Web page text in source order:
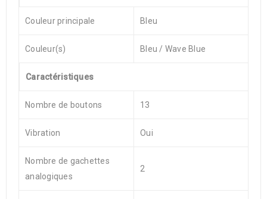
Couleur principale Bleu
Couleur(s) Bleu / Wave Blue
Caractéristiques
Nombre de boutons 13
Vibration Oui
Nombre de gachettes
analogiques
2